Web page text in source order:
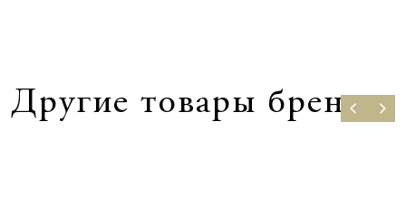
Другие товары бренда